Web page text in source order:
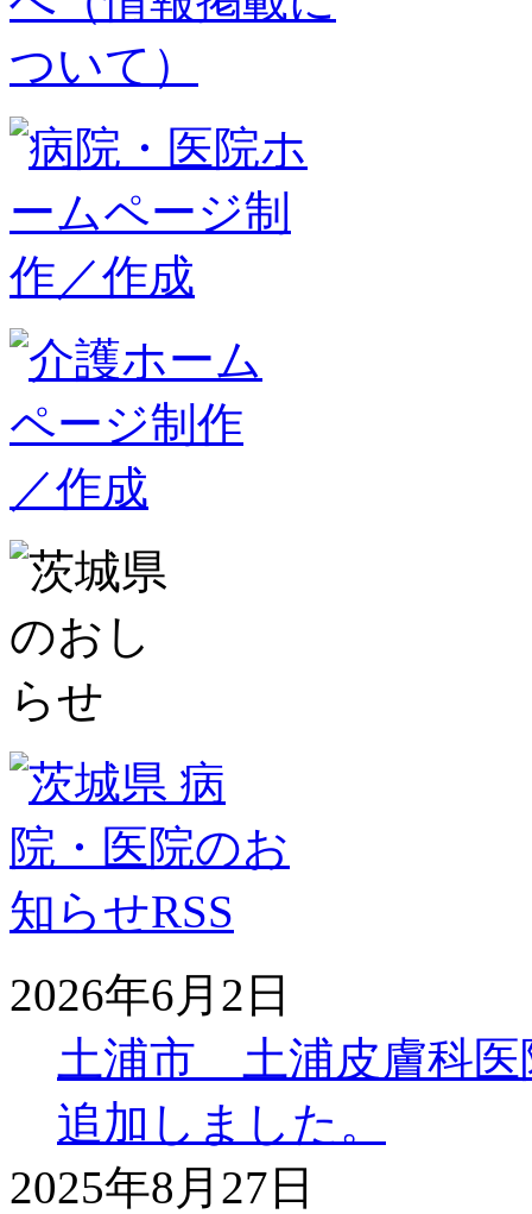
2026年6月2日
土浦市 土浦皮膚科医
追加しました。
2025年8月27日